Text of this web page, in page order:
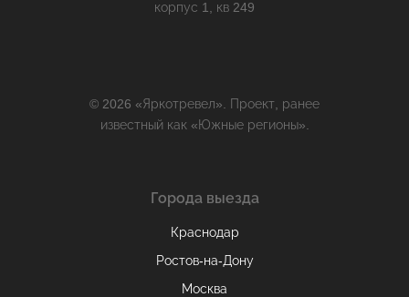
корпус 1, кв 249
© 2026 «Яркотревел». Проект, ранее
известный как «Южные регионы».
Города выезда
Краснодар
Ростов-на-Дону
Москва